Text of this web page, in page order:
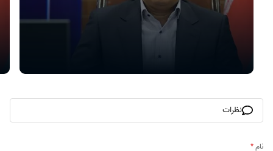
نظرات
نام*